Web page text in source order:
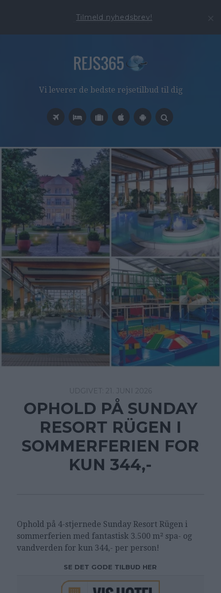
Tilmeld nyhedsbrev!
Vi leverer de bedste rejsetilbud til dig
21. JUNI 2026
OPHOLD PÅ SUNDAY
RESORT RÜGEN I
SOMMERFERIEN FOR
KUN 344,-
Ophold på 4-stjernede Sunday Resort Rügen i
sommerferien med fantastisk 3.500 m² spa- og
vandverden for kun 344,- per person!
SE DET GODE TILBUD HER